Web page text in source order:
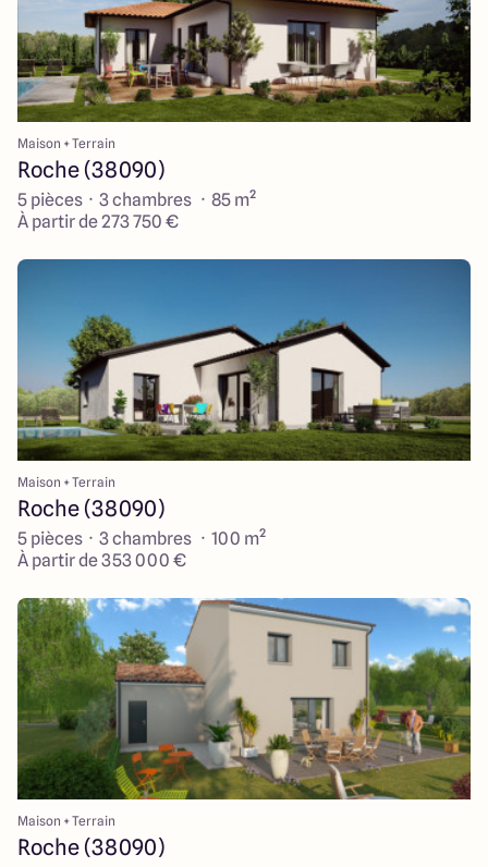
Maison + Terrain
Roche (38090)
5 pièces · 3 chambres · 85 m²
À partir de 273 750 €
Maison + Terrain
Roche (38090)
5 pièces · 3 chambres · 100 m²
À partir de 353 000 €
Maison + Terrain
Roche (38090)